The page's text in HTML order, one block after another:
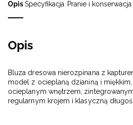
OpisSpecyfikacja Pranie i konserwacja
Opis
Bluza dresowa nierozpinana z
model z ocieplaną dzianiną i
ocieplanym wnętrzem,
regularnym krojem i klasyczną